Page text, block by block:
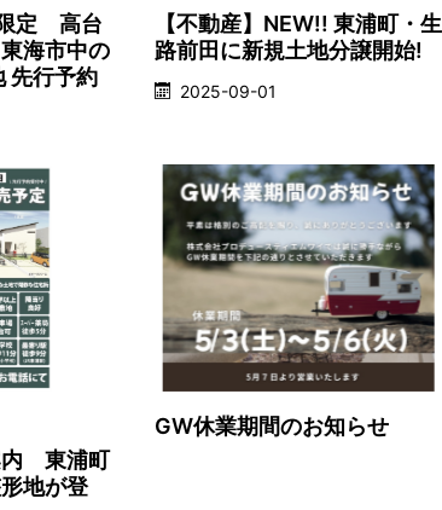
限定 高台
海市中の
先行予約
【不動産】NEW!! 東浦町・生
路前田に新規土地分譲開始!
2025-09-01
内 東浦町
地が登
GW休業期間のお知らせ